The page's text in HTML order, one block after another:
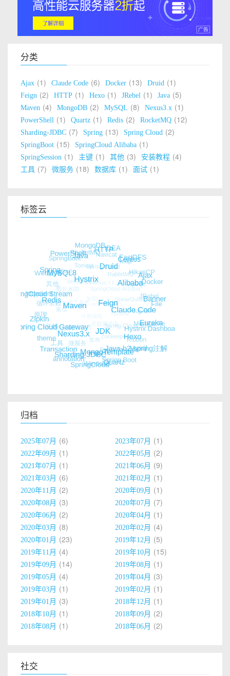
分类
Ajax 1 Claude Code 6 Docker 13 Druid 1
Feign 2 HTTP 1 Hexo 1 JRebel 1 Java 5
Maven 4 MongoDB 2 MySQL 8 Nexus3.x 1
PowerShell 1 Quartz 1 Redis 2 RocketMQ 12
Sharding-JDBC 7 Spring 13 Spring Cloud 2
SpringBoot 15 SpringCloud Alibaba 1
SpringSession 1 主键 1 其他 3 安装教程 4
工具 7 微服务 18 数据库 1 面试 1
标签云
归档
2025年07月 6 2023年07月 1
2022年09月 1 2022年05月 2
2021年07月 1 2021年06月 9
2021年03月 6 2021年02月 1
2020年11月 2 2020年09月 1
2020年08月 3 2020年07月 7
2020年06月 2 2020年04月 1
2020年03月 8 2020年02月 4
2020年01月 23 2019年12月 5
2019年11月 4 2019年10月 15
2019年09月 14 2019年08月 1
2019年05月 4 2019年04月 3
2019年03月 1 2019年02月 1
2019年01月 3 2018年12月 1
2018年10月 1 2018年09月 2
2018年08月 1 2018年06月 2
社交